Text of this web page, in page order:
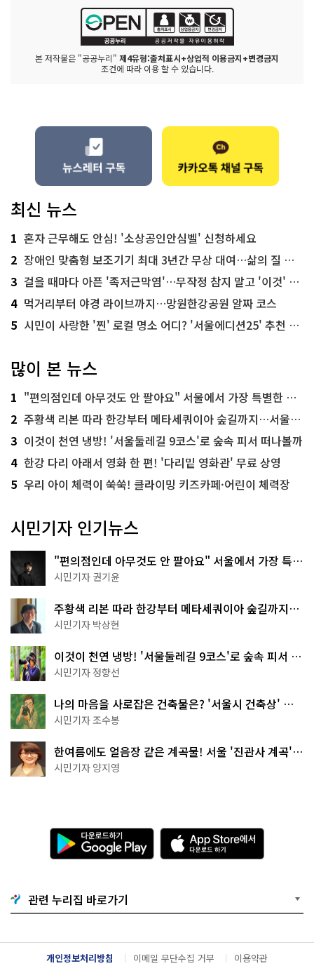
본 저작물은 "공공누리" 제4유형:출처표시+상업적 이용금지+변경금지
조건에 따라 이용 할 수 있습니다.
최신 뉴스
1 혼자 근무해도 안심! '소상공인안심벨' 신청하세요
2 장애인 맞춤형 보조기기 최대 3년간 무상 대여…삶의 질 높인다
3 걸을 때마다 아픈 '족저근막염'…무작정 참지 말고 '이것' 해보세요!
4 먹거리부터 야경 라이브까지…망원한강공원 알짜 코스
5 시민이 사랑한 '찐' 로컬 명소 어디? '서울에디션25' 추천 코스
많이 본 뉴스
1 "편의점인데 아무것도 안 팔아요" 서울에서 가장 특별한 편의점의 정체
2 주황색 리본 따라 한강부터 메타세쿼이아 숲길까지…서울둘레길 15코스
3 이것이 천연 냉방! '서울둘레길 9코스'로 숲속 피서 떠나볼까
4 한강 다리 아래서 영화 한 편! '다리밑 영화관' 무료 상영
5 우리 아이 체력이 쑥쑥! 클라이밍 키즈카페·어린이 체력장
시민기자 인기뉴스
"편의점인데 아무것도 안 팔아요" 서울에서 가장 특별
한 편의점의 정체
시민기자 권기윤
주황색 리본 따라 한강부터 메타세쿼이아 숲길까지…
서울둘레길 15코스
시민기자 박상현
이것이 천연 냉방! '서울둘레길 9코스'로 숲속 피서 떠
나볼까
시민기자 정향선
나의 마음을 사로잡은 건축물은? '서울시 건축상' 수
상작 공개!
시민기자 조수봉
한여름에도 얼음장 같은 계곡물! 서울 '진관사 계곡'이
천국이네~
시민기자 양지영
다
운
로
기
G
o
g
l
A
p
p
e
서
다
관련 누리집 바로가기
개인정보처리방침 이메일 무단수집 거부 이용약관